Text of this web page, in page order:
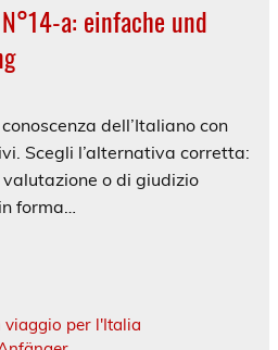
a: einfache und
dell’Italiano con
Scegli l’alternativa corretta:
o di giudizio
forma…
viaggio per l'Italia